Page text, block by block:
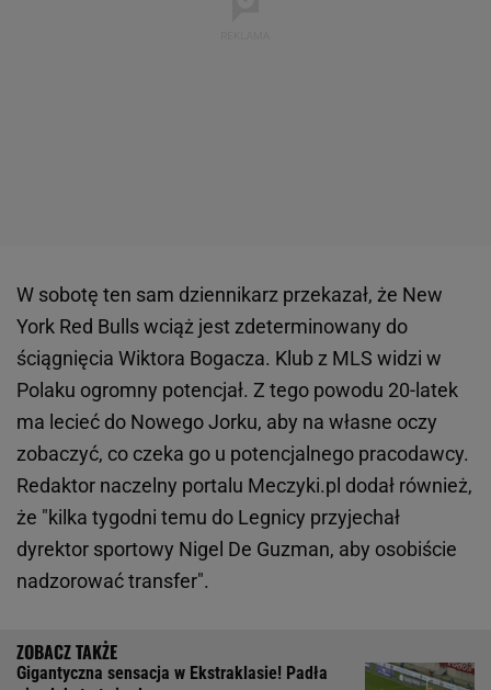
W sobotę ten sam dziennikarz przekazał, że New
York Red Bulls wciąż jest zdeterminowany do
ściągnięcia Wiktora Bogacza. Klub z MLS widzi w
Polaku ogromny potencjał. Z tego powodu 20-latek
ma lecieć do Nowego Jorku, aby na własne oczy
zobaczyć, co czeka go u potencjalnego pracodawcy.
Redaktor naczelny portalu Meczyki.pl dodał również,
że "kilka tygodni temu do Legnicy przyjechał
dyrektor sportowy Nigel De Guzman, aby osobiście
nadzorować transfer".
Gigantyczna sensacja w Ekstraklasie! Padła